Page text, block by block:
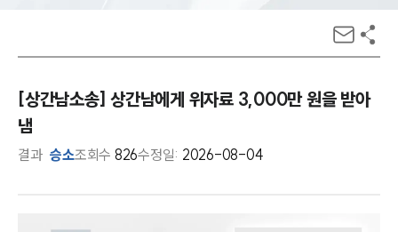
[상간남소송] 상간남에게 위자료 3,000만 원을 받아
냄
결과 승소조회수 826수정일: 2026-08-04